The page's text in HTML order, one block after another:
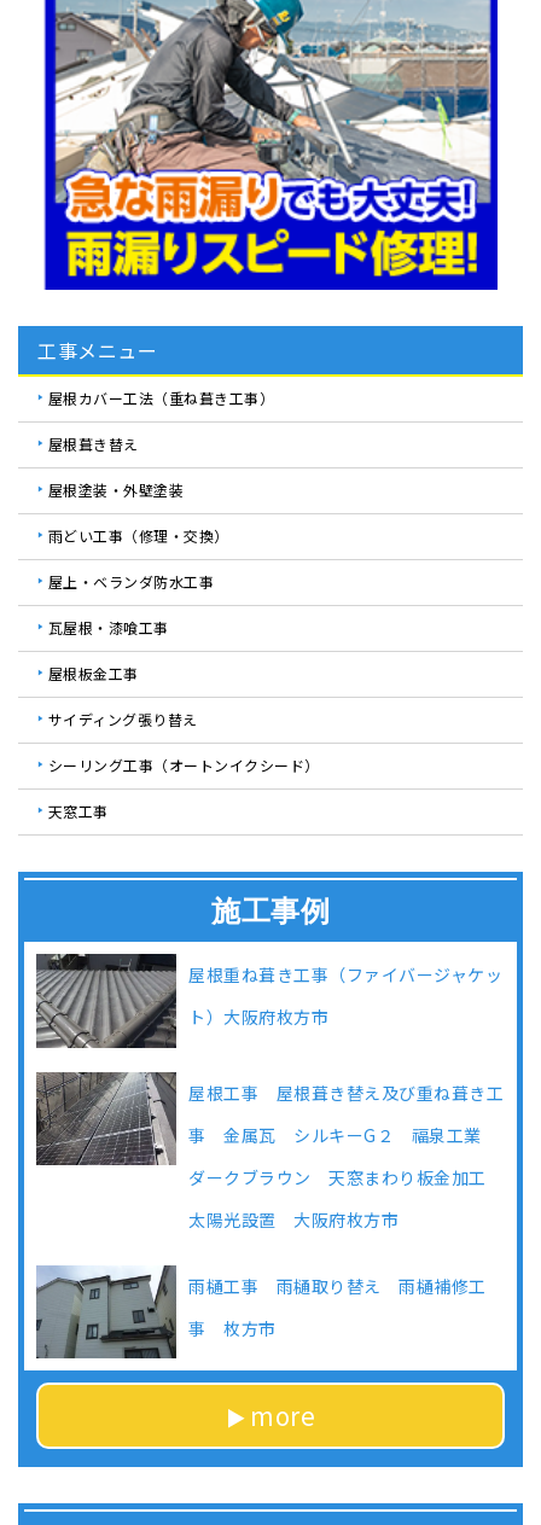
工事メニュー
屋根カバー工法（重ね葺き工事）
屋根葺き替え
屋根塗装・外壁塗装
雨どい工事（修理・交換）
屋上・ベランダ防水工事
瓦屋根・漆喰工事
屋根板金工事
サイディング張り替え
シーリング工事（オートンイクシード）
天窓工事
施工事例
屋根重ね葺き工事（ファイバージャケッ
ト）大阪府枚方市
屋根工事 屋根葺き替え及び重ね葺き工
事 金属瓦 シルキーG２ 福泉工業
ダークブラウン 天窓まわり板金加工
太陽光設置 大阪府枚方市
雨樋工事 雨樋取り替え 雨樋補修工
事 枚方市
more